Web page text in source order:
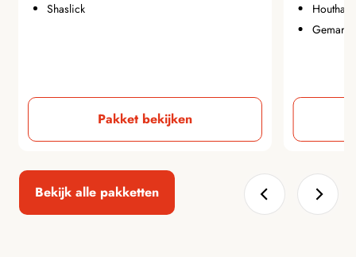
Shaslick
Pakket bekijken
Bekijk alle pakketten